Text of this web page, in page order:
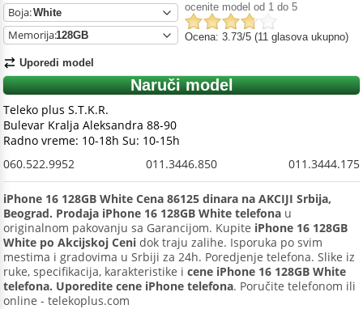
Boja:
Memorija:
Uporedi model
ocenite model od 1 do 5
Ocena: 3.73/5 (11 glasova ukupno)
Naruči model
Teleko plus S.T.K.R.
Bulevar Kralja Aleksandra 88-90
Radno vreme: 10-18h Su: 10-15h
060.522.9952
011.3446.850 011.3444.175
iPhone 16 128GB White Cena 86125 dinara na AKCIJI Srbija,
Beograd. Prodaja iPhone 16 128GB White telefona u
originalnom pakovanju sa Garancijom. Kupite iPhone 16 128GB
White po Akcijskoj Ceni dok traju zalihe. Isporuka po svim
mestima i gradovima u Srbiji za 24h. Poredjenje telefona. Slike iz
ruke, specifikacija, karakteristike i cene iPhone 16 128GB White
telefona. Uporedite cene iPhone telefona. Poručite telefonom ili
online - telekoplus.com